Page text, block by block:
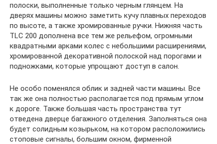
полоски, выполненные только черным глянцем. На
дверях машины можно заметить кучу плавных переходов
по высоте, а также хромированные ручки. Нижняя часть
TLC 200 дополнена все тем же рельефом, огромными
квадратными арками колес с небольшими расширениями,
хромированной декоративной полоской над порогами и
подножками, которые упрощают доступ в салон.
Не особо поменялся облик и задней части машины. Все
так же она полностью располагается под прямым углом
к дороге. Также большая часть пространства тут
отведена дверце багажного отделения. Заполняться она
будет солидным козырьком, на котором расположились
стоповые сигналы, большим окном, фирменной